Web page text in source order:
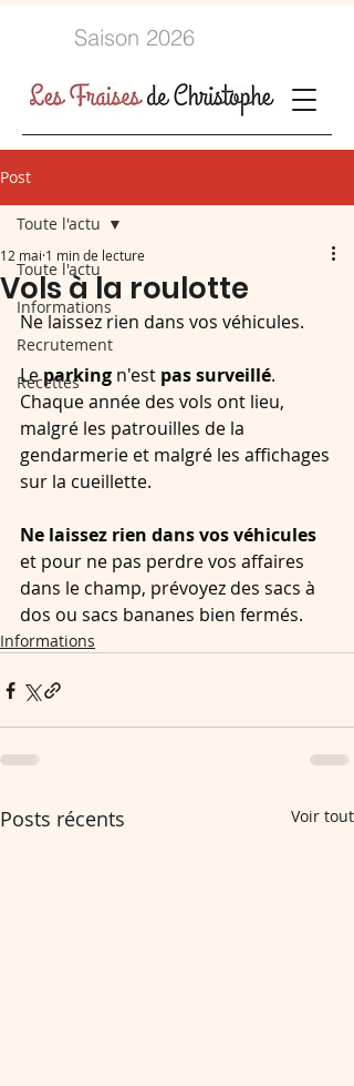
Saison 2026
Post
Toute l'actu
Informations
Recrutement
Recettes
Toute l'actu
Vols à la roulotte
12 mai 1 min de lecture
Ne laissez rien dans vos véhicules.
Le parking n'est pas surveillé.
Chaque année des vols ont lieu,
malgré les patrouilles de la
gendarmerie et malgré les affichages
sur la cueillette.
Ne laissez rien dans vos véhicules
et pour ne pas perdre vos affaires
dans le champ, prévoyez des sacs à
dos ou sacs bananes bien fermés.
Informations
Posts récents Voir tout